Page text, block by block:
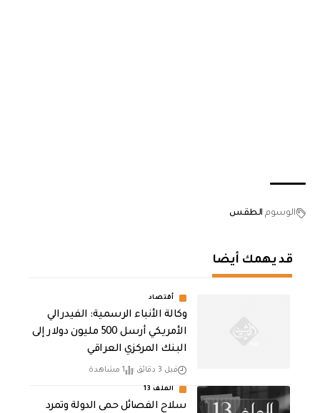
الوسوم الطقس
قد يهمك أيضا
أقتصاد
وكالة الأنباء الرسمية: الفيدرالي
الأمريكي أرسل 500 مليون دولار إلى
البنك المركزي العراقي
قبل 3 دقائق 1 مشاهدة
الملف 13
سلاح الفصائل حمى الدولة وتمرد